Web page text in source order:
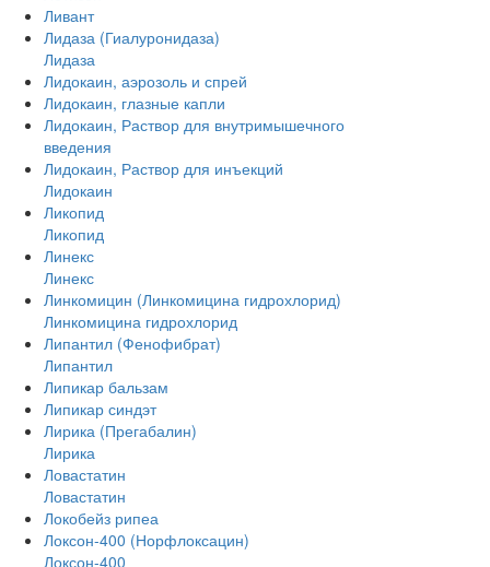
Ливант
Лидаза (Гиалуронидаза)
Лидаза
Лидокаин, аэрозоль и спрей
Лидокаин, глазные капли
Лидокаин, Раствор для внутримышечного
введения
Лидокаин, Раствор для инъекций
Лидокаин
Ликопид
Ликопид
Линекс
Линекс
Линкомицин (Линкомицина гидрохлорид)
Линкомицина гидрохлорид
Липантил (Фенофибрат)
Липантил
Липикар бальзам
Липикар синдэт
Лирика (Прегабалин)
Лирика
Ловастатин
Ловастатин
Локобейз рипеа
Локсон-400 (Норфлоксацин)
Локсон-400